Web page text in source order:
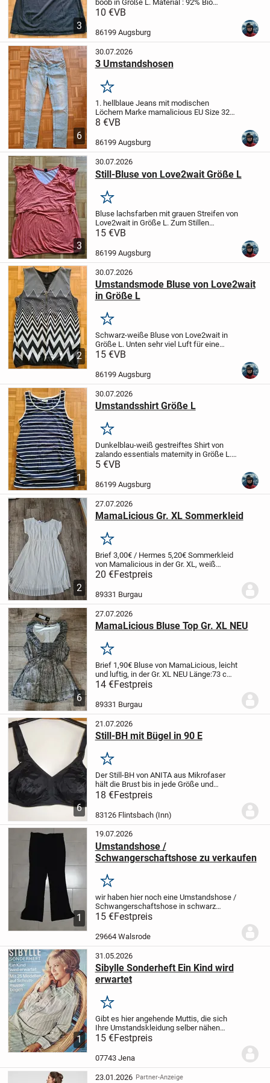
3
boob in Größe L. Material : 92% Bio
Baumwolle, 8% Elasthan. Waschbar bei
10 €VB
86199 Augsburg
6
30.07.2026
3 Umstandshosen
Merken
1. hellblaue Jeans mit modischen
Löchern Marke mamalicious EU Size 32
32Waschbar bei 30 Grad
Bund (siehe Foto von der Rückseite)
Wenn man ein...
8 €VB
86199 Augsburg
3
30.07.2026
Still-Bluse von Love2wait Größe L
Merken
Bluse lachsfarben mit grauen Streifen von
Love2wait in Größe L. Zum Stillen
geeignet. Niedliche Details an den
Viskose, 5 % Elasthan. Waschbar bei 30
Grad.
15 €VB
86199 Augsburg
2
30.07.2026
Umstandsmode Bluse von Love2wait
in Größe L
Merken
Schwarz-weiße Bluse von Love2wait in
Größe L. Unten sehr viel Luft für eine
große Kugel ;) Dünne luftige Viskose-
15 €VB
86199 Augsburg
1
30.07.2026
Umstandsshirt Größe L
Merken
Dunkelblau-weiß gestreiftes Shirt von
zalando essentials maternity in Größe L.
Material : 95% Baumwolle, 5% Elasthan.
5 €VB
86199 Augsburg
2
27.07.2026
MamaLicious Gr. XL Sommerkleid
Merken
Brief 3,00€ / Hermes 5,20€ Sommerkleid
von Mamalicious in der Gr. XL, weiß
/Inova, Pliesse rock, Gummizug
Länge: 99 cm
20 €Festpreis
89331 Burgau
6
27.07.2026
MamaLicious Bluse Top Gr. XL NEU
Merken
Brief 1,90€ Bluse von MamaLicious, leicht
und luftig, in der Gr. XL NEULänge:73 cm
Brustweite: 118 cm
14 €Festpreis
89331 Burgau
6
21.07.2026
Still-BH mit Bügel in 90 E
Merken
Der Still-BH von ANITA aus Mikrofaser
hält die Brust bis in jede Größe und
verleiht ein bequemes Tragegefühl. Der
natürlich formende Bügel schmiegt sich
weich um die Brust und stützt sanft.
Dank...
18 €Festpreis
83126 Flintsbach (Inn)
1
19.07.2026
Umstandshose /
Schwangerschaftshose zu verkaufen
Merken
wir haben hier noch eine Umstandshose /
Schwangerschaftshose in schwarz
abzugeben.Größe: ?? leider ist das
Etikett zu verwaschen um die Größe noch
lesen zu können. Müsste aber Größe 42 /
44 sein. ...
15 €Festpreis
29664 Walsrode
1
31.05.2026
Sibylle Sonderheft Ein Kind wird
erwartet
Merken
Gibt es hier angehende Muttis, die sich
Ihre Umstandskleidung selber nähen
möchten?Vielleicht finden Sie ja hier eine
tolle Anleitung. Im Sibylle Sonderheft "Ein
Kind wird erwartet"
15 €Festpreis
07743 Jena
23.01.2026 Partner-Anzeige